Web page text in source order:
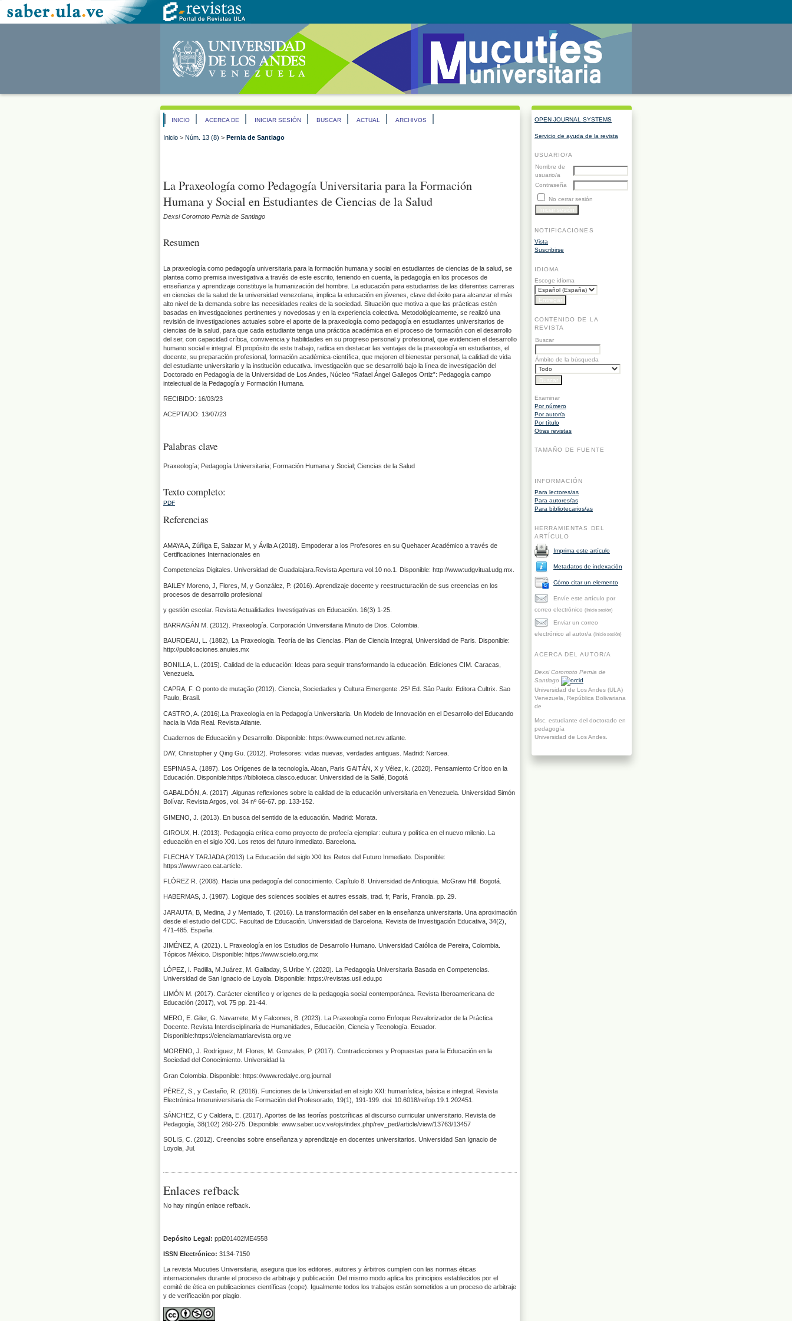
OPEN JOURNAL SYSTEMS
Servicio de ayuda de la revista
USUARIO/A
Nombre de
usuario/a
Contraseña
No cerrar sesión
NOTIFICACIONES
Vista
Suscribirse
IDIOMA
Escoge idioma
CONTENIDO DE LA
REVISTA
Buscar
Ámbito de la búsqueda
Examinar
Por número
Por autor/a
Por título
Otras revistas
TAMAÑO DE FUENTE
INFORMACIÓN
Para lectores/as
Para autores/as
Para bibliotecarios/as
HERRAMIENTAS DEL
ARTÍCULO
Imprima este artículo
Metadatos de indexación
Cómo citar un elemento
Envíe este artículo por
correo electrónico (Inicie sesión)
Enviar un correo
electrónico al autor/a (Inicie sesión)
ACERCA DEL AUTOR/A
Dexsi Coromoto Pernia de
Santiago
Universidad de Los Andes (ULA)
Venezuela, República Bolivariana
de
Msc. estudiante del doctorado en
pedagogía
Universidad de Los Andes.
INICIO ACERCA DE INICIAR SESIÓN BUSCAR ACTUAL ARCHIVOS
Inicio > Núm. 13 (8) > Pernia de Santiago
La Praxeología como Pedagogía Universitaria para la Formación
Humana y Social en Estudiantes de Ciencias de la Salud
Dexsi Coromoto Pernia de Santiago
Resumen
La praxeología como pedagogía universitaria para la formación humana y social en estudiantes de ciencias de la salud, se
plantea como premisa investigativa a través de este escrito, teniendo en cuenta, la pedagogía en los procesos de
enseñanza y aprendizaje constituye la humanización del hombre. La educación para estudiantes de las diferentes carreras
en ciencias de la salud de la universidad venezolana, implica la educación en jóvenes, clave del éxito para alcanzar el más
alto nivel de la demanda sobre las necesidades reales de la sociedad. Situación que motiva a que las prácticas estén
basadas en investigaciones pertinentes y novedosas y en la experiencia colectiva. Metodológicamente, se realizó una
revisión de investigaciones actuales sobre el aporte de la praxeología como pedagogía en estudiantes universitarios de
ciencias de la salud, para que cada estudiante tenga una práctica académica en el proceso de formación con el desarrollo
del ser, con capacidad crítica, convivencia y habilidades en su progreso personal y profesional, que evidencien el desarrollo
humano social e integral. El propósito de este trabajo, radica en destacar las ventajas de la praxeología en estudiantes, el
docente, su preparación profesional, formación académica-científica, que mejoren el bienestar personal, la calidad de vida
del estudiante universitario y la institución educativa. Investigación que se desarrolló bajo la línea de investigación del
Doctorado en Pedagogía de la Universidad de Los Andes, Núcleo “Rafael Ángel Gallegos Ortiz”: Pedagogía campo
intelectual de la Pedagogía y Formación Humana.
RECIBIDO: 16/03/23
ACEPTADO: 13/07/23
Palabras clave
Praxeología; Pedagogía Universitaria; Formación Humana y Social; Ciencias de la Salud
Texto completo:
PDF
Referencias
AMAYA A, Zúñiga E, Salazar M, y Ávila A (2018). Empoderar a los Profesores en su Quehacer Académico a través de
Certificaciones Internacionales en
Competencias Digitales. Universidad de Guadalajara.Revista Apertura vol.10 no.1. Disponible: http://www:udgvitual.udg.mx.
BAILEY Moreno, J, Flores, M, y González, P. (2016). Aprendizaje docente y reestructuración de sus creencias en los
procesos de desarrollo profesional
y gestión escolar. Revista Actualidades Investigativas en Educación. 16(3) 1-25.
BARRAGÁN M. (2012). Praxeología. Corporación Universitaria Minuto de Dios. Colombia.
BAURDEAU, L. (1882), La Praxeologia. Teoría de las Ciencias. Plan de Ciencia Integral, Universidad de Paris. Disponible:
http://publicaciones.anuies.mx
BONILLA, L. (2015). Calidad de la educación: Ideas para seguir transformando la educación. Ediciones CIM. Caracas,
Venezuela.
CAPRA, F. O ponto de mutação (2012). Ciencia, Sociedades y Cultura Emergente .25ª Ed. São Paulo: Editora Cultrix. Sao
Paulo, Brasil.
CASTRO, A. (2016).La Praxeología en la Pedagogía Universitaria. Un Modelo de Innovación en el Desarrollo del Educando
hacia la Vida Real. Revista Atlante.
Cuadernos de Educación y Desarrollo. Disponible: https://www.eumed.net.rev.atlante.
DAY, Christopher y Qing Gu. (2012). Profesores: vidas nuevas, verdades antiguas. Madrid: Narcea.
ESPINAS A. (1897). Los Orígenes de la tecnología. Alcan, Paris GAITÁN, X y Vélez, k. (2020). Pensamiento Crítico en la
Educación. Disponible:https://biblioteca.clasco.educar. Universidad de la Sallé, Bogotá
GABALDÓN, A. (2017) .Algunas reflexiones sobre la calidad de la educación universitaria en Venezuela. Universidad Simón
Bolívar. Revista Argos, vol. 34 nº 66-67. pp. 133-152.
GIMENO, J. (2013). En busca del sentido de la educación. Madrid: Morata.
GIROUX, H. (2013). Pedagogía crítica como proyecto de profecía ejemplar: cultura y política en el nuevo milenio. La
educación en el siglo XXI. Los retos del futuro inmediato. Barcelona.
FLECHA Y TARJADA (2013) La Educación del siglo XXI los Retos del Futuro Inmediato. Disponible:
https://www.raco.cat.article.
FLÓREZ R. (2008). Hacia una pedagogía del conocimiento. Capítulo 8. Universidad de Antioquia. McGraw Hill. Bogotá.
HABERMAS, J. (1987). Logique des sciences sociales et autres essais, trad. fr, París, Francia. pp. 29.
JARAUTA, B, Medina, J y Mentado, T. (2016). La transformación del saber en la enseñanza universitaria. Una aproximación
desde el estudio del CDC. Facultad de Educación. Universidad de Barcelona. Revista de Investigación Educativa, 34(2),
471-485. España.
JIMÉNEZ, A. (2021). L Praxeología en los Estudios de Desarrollo Humano. Universidad Católica de Pereira, Colombia.
Tópicos México. Disponible: https://www.scielo.org.mx
LÓPEZ, I. Padilla, M.Juárez, M. Galladay, S.Uribe Y. (2020). La Pedagogía Universitaria Basada en Competencias.
Universidad de San Ignacio de Loyola. Disponible: https://revistas.usil.edu.pc
LIMÓN M. (2017). Carácter científico y orígenes de la pedagogía social contemporánea. Revista Iberoamericana de
Educación (2017), vol. 75 pp. 21-44.
MERO, E. Giler, G. Navarrete, M y Falcones, B. (2023). La Praxeología como Enfoque Revalorizador de la Práctica
Docente. Revista Interdisciplinaria de Humanidades, Educación, Ciencia y Tecnología. Ecuador.
Disponible:https://cienciamatriarevista.org.ve
MORENO, J. Rodríguez, M. Flores, M. Gonzales, P. (2017). Contradicciones y Propuestas para la Educación en la
Sociedad del Conocimiento. Universidad la
Gran Colombia. Disponible: https://www.redalyc.org.journal
PÉREZ, S., y Castaño, R. (2016). Funciones de la Universidad en el siglo XXI: humanística, básica e integral. Revista
Electrónica Interuniversitaria de Formación del Profesorado, 19(1), 191-199. doi: 10.6018/reifop.19.1.202451.
SÁNCHEZ, C y Caldera, E. (2017). Aportes de las teorías postcríticas al discurso curricular universitario. Revista de
Pedagogía, 38(102) 260-275. Disponible: www.saber.ucv.ve/ojs/index.php/rev_ped/article/view/13763/13457
SOLIS, C. (2012). Creencias sobre enseñanza y aprendizaje en docentes universitarios. Universidad San Ignacio de
Loyola, Jul.
Enlaces refback
No hay ningún enlace refback.
Depósito Legal: ppi201402ME4558
ISSN Electrónico: 3134-7150
La revista Mucuties Universitaria, asegura que los editores, autores y árbitros cumplen con las normas éticas
internacionales durante el proceso de arbitraje y publicación. Del mismo modo aplica los principios establecidos por el
comité de ética en publicaciones científicas (cope). Igualmente todos los trabajos están sometidos a un proceso de arbitraje
y de verificación por plagio.